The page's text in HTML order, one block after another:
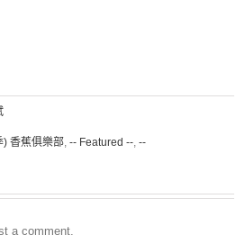
) 香蕉俱樂部, -- Featured --, --
a comment.